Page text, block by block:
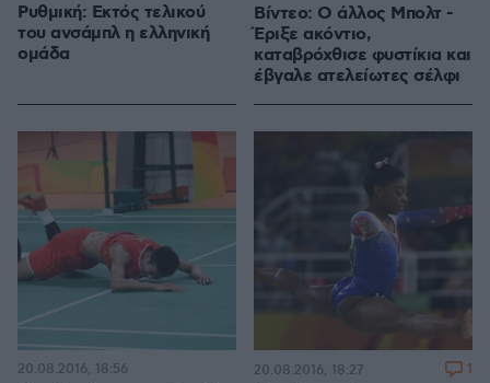
Ρυθμική: Εκτός τελικού
του ανσάμπλ η ελληνική
ομάδα
Βίντεο: Ο άλλος Μπολτ -
Έριξε ακόντιο,
καταβρόχθισε φυστίκια και
έβγαλε ατελείωτες σέλφι
20.08.2016, 18:56 20.08.2016, 18:27 1